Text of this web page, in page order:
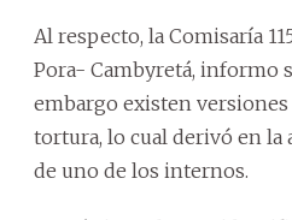
Al respecto, la Comisaría
Pora- Cambyretá, informo
embargo existen versiones
tortura, lo cual derivó en la
de uno de los internos.